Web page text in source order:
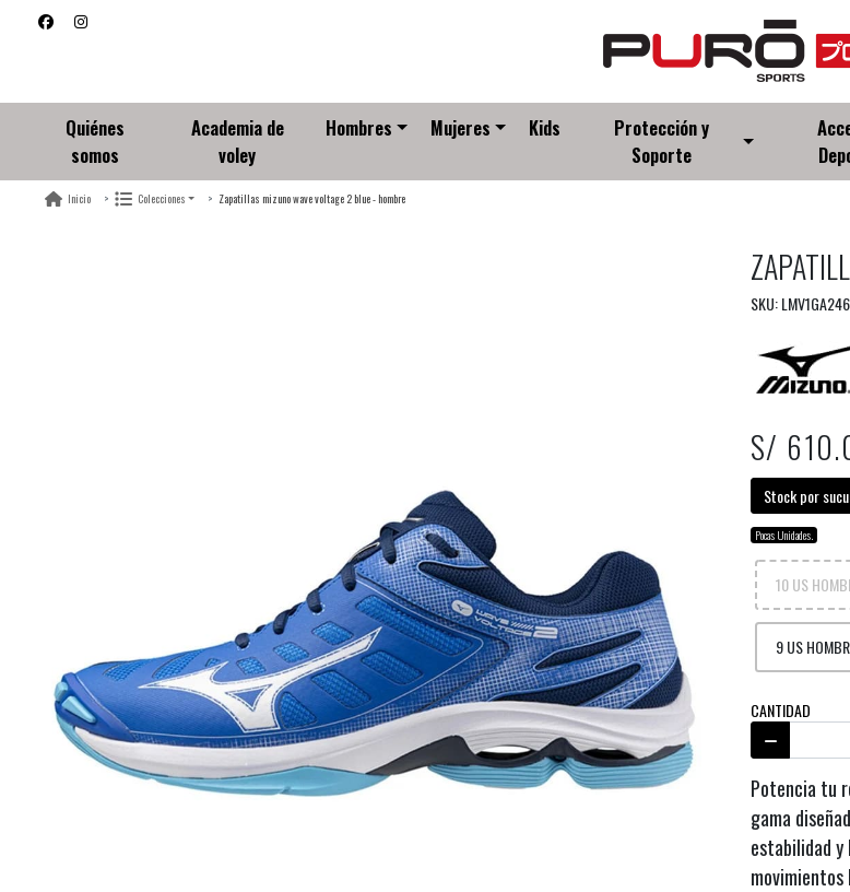
Quiénes
somos
Academia de
voley
Hombres Mujeres Kids
Protección y
Soporte
Inicio Colecciones Zapatillas mizuno wave voltage 2 blue - hombre
SKU:
S/
Stock por
Pocas Unidades.
10 US
9 US
CANTIDAD
Potencia tu
gama
estabilidad